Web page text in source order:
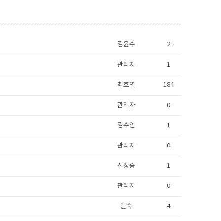
2
김윤수
1
관리자
184
최호연
0
관리자
1
김수인
0
관리자
1
신정승
0
관리자
4
민숙